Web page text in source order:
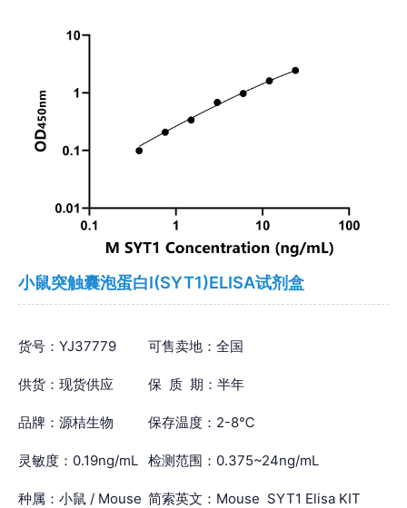
小鼠突触囊泡蛋白Ⅰ(SYT1)ELISA试剂盒
货号：YJ37779 可售卖地：全国
供货：现货供应 保 质 期：半年
品牌：源桔生物 保存温度：2-8℃
灵敏度：0.19ng/mL 检测范围：0.375~24ng/mL
种属：小鼠 / Mouse 简索英文：Mouse SYT1 Elisa KIT